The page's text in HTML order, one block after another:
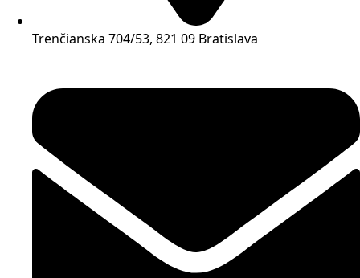
Trenčianska 704/53, 821 09 Bratislava